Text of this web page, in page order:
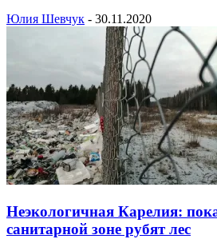
Юлия Шевчук - 30.11.2020
Неэкологичная Карелия:
санитарной зоне рубят лес